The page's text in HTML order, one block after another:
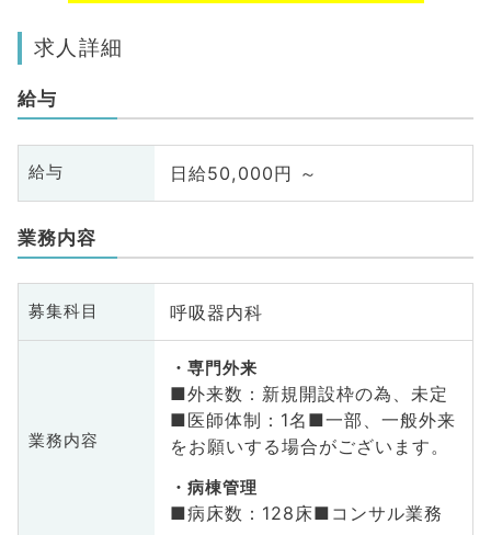
求人詳細
給与
給与 日給50,000円 ～
業務内容
募集科目 呼吸器内科
業務内容
専門外来
■外来数：新規開設枠の為、未定
■医師体制：1名■一部、一般外来
をお願いする場合がございます。
病棟管理
■病床数：128床■コンサル業務